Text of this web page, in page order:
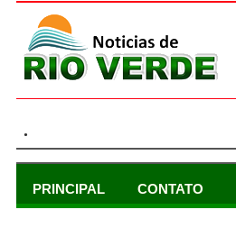
.
PRINCIPAL CONTATO